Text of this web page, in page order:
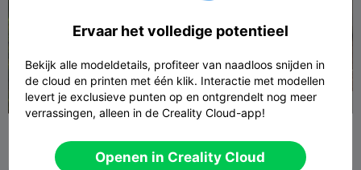
Toy - Flexi Animal
Fleximania  2.1K 542
mammoetskelet
fossielmodel
Fleximania 225
Ervaar het volledige potentieel
Bekijk alle modeldetails, profiteer van naadloos snijden in
de cloud en printen met één klik. Interactie met modellen
levert je exclusieve punten op en ontgrendelt nog meer
verrassingen, alleen in de Creality Cloud-app!
Openen in Creality Cloud